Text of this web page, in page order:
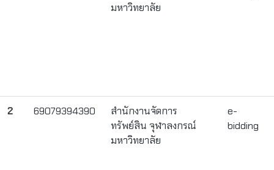
มหาวิทยาลัย
2 69079394390
สำนักงานจัดการ
ทรัพย์สิน จุฬาลงกรณ์
มหาวิทยาลัย
e-
bidding